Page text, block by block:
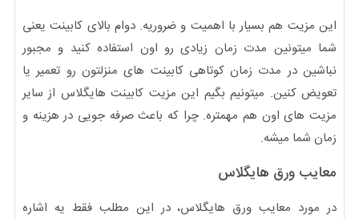
این مزیت هم بسیار با اهمیت و ضروریه. دوام بالای کابینت یعنی
شما میتونین مدت زمان زیادی رو اون استفاده کنید و مجبور
نباشین در مدت زمان کوتاهی کابینت های منزلتون رو تعمیر یا
تعویض کنین. میتونیم بگیم این مزیت کابینت هایگلاس از سایر
مزیت های اون هم مهمتره. چرا که باعث صرفه جویی در هزینه و
زمان شما میشه.
معایب ورق هایگلاس
در مورد معایب ورق هایگلاس، در این مطلب فقط یه اشاره